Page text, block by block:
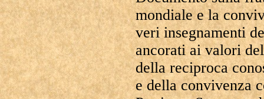
mondiale e la
veri insegnamenti
ancorati ai valori
della reciproca
e della convivenza